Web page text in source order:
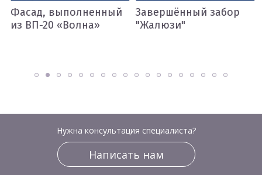
Фасад, выполненный
из ВП-20 «Волна»
Завершённый забор
"Жалюзи"
Нужна консультация специалиста?
Написать нам